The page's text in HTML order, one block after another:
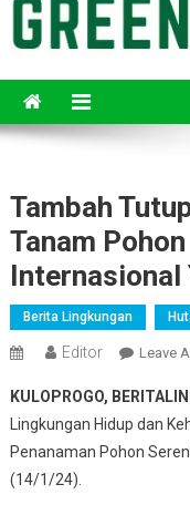
Tambah
Tanam
Internasional
Berita Lingkungan
Editor Leave
KULOPROGO,
Lingkungan Hidup dan
Penanaman Pohon
(14/1/24).